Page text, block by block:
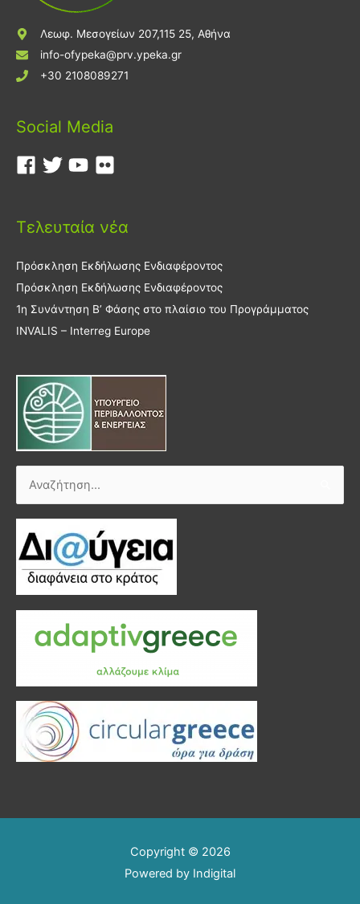
Λεωφ. Μεσογείων 207,115 25, Αθήνα
info-ofypeka@prv.ypeka.gr
+30 2108089271
Social Media
Τελευταία νέα
Πρόσκληση Εκδήλωσης Ενδιαφέροντος
Πρόσκληση Εκδήλωσης Ενδιαφέροντος
1η Συνάντηση Β’ Φάσης στο πλαίσιο του Προγράμματος
INVALIS – Interreg Europe
Αναζήτηση
Copyright © 2026
Powered by Indigital